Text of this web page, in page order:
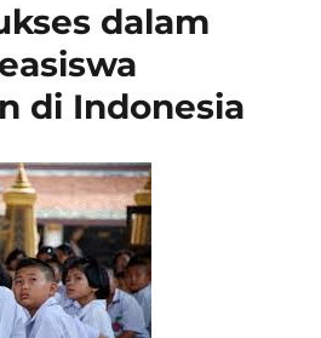
Beasiswa
Cara
dalam
di Indonesia